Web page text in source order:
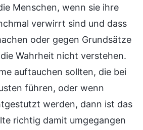
Menschen, wenn sie ihre
verwirrt sind und dass
oder gegen Grundsätze
Wahrheit nicht verstehen.
auftauchen sollten, die bei
führen, oder wenn
werden, dann ist das
richtig damit umgegangen